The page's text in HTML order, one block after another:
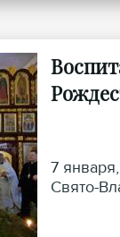
7
Свято-